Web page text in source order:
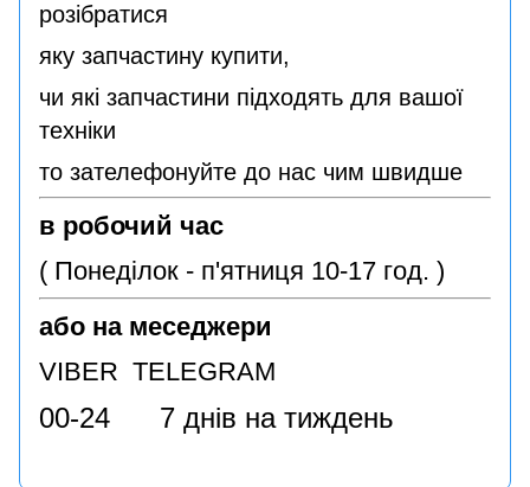
розібратися
яку запчастину купити,
чи які запчастини підходять для вашої
техніки
то зателефонуйте до нас чим швидше
в робочий час
( Понеділок - п'ятниця 10-17 год. )
або на меседжери
VIBER TELEGRAM
00-24 7 днів на тиждень